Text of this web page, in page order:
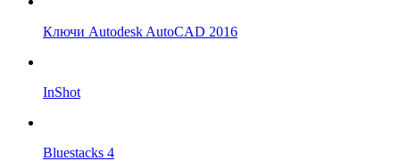
Ключи Autodesk AutoCAD 2016
InShot
Bluestacks 4